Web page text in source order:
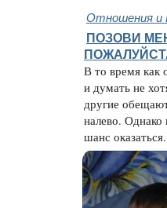
Отношения
ПОЗОВИ
В то время
и думать не
другие
налево. Однако
шанс